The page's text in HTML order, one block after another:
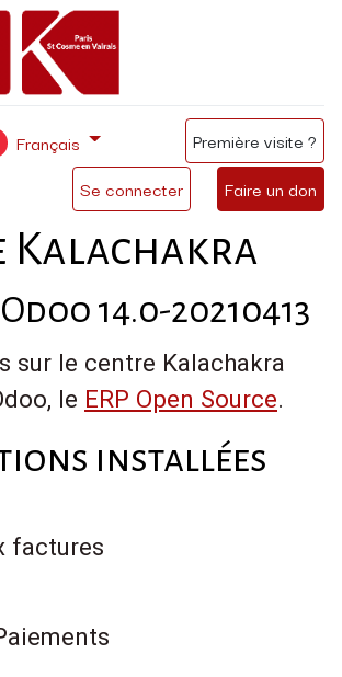
Se connecter Faire un don
Français Première visite ?
Kalachakra
14.0-20210413
sur le centre Kalachakra
le ERP Open Source.
installées
factures